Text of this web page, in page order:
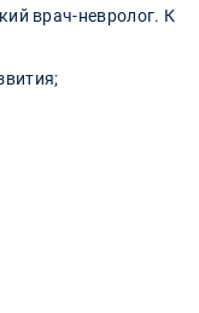
врач-невролог. К